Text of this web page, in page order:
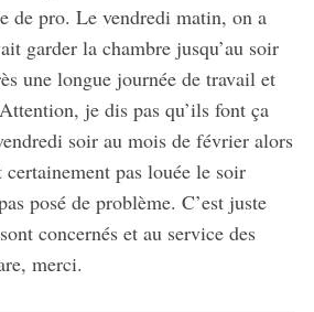
de pro. Le vendredi matin, on a
garder la chambre jusqu’au soir
une longue journée de travail et
je dis pas qu’ils font ça
soir au mois de février alors
pas louée le soir
posé de problème. C’est juste
concernés et au service des
merci.